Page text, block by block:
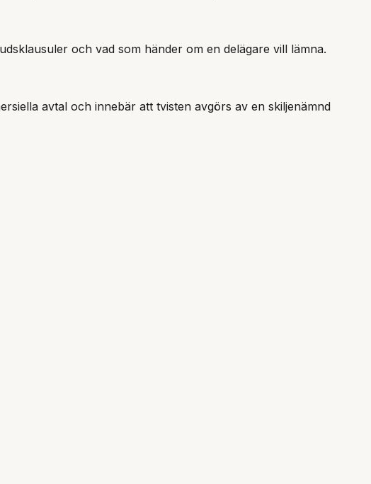
och vad som händer om en delägare vill lämna.
avtal och innebär att tvisten avgörs av en skiljenämnd